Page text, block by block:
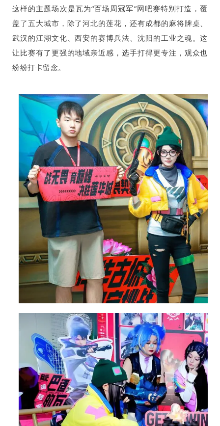
这样的主题场次是瓦为“百场周冠军”网吧赛特别打造，覆
盖了五大城市，除了河北的莲花，还有成都的麻将牌桌、
武汉的江湖文化、西安的赛博兵法、沈阳的工业之魂。这
让比赛有了更强的地域亲近感，选手打得更专注，观众也
纷纷打卡留念。